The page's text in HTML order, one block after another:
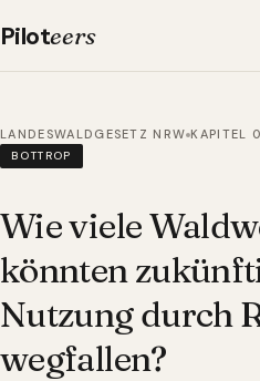
Piloteers
LANDESWALDGESETZ NRW KAPITEL
BOTTROP
Wie viele
könnten
Nutzung durch
wegfallen?